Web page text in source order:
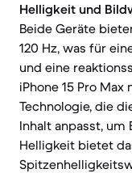
Helligkeit und
Beide Geräte
120 Hz, was für
und eine
iPhone 15 Pro
Technologie, die
Inhalt anpasst, um
Helligkeit bietet